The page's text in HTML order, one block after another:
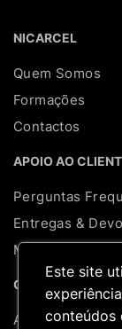
NICARCEL
Quem Somos
Formações
Contactos
APOIO AO
Perguntas
Entregas &
Mapa do site
CONTA
A minha conta
Este site
conteúdos